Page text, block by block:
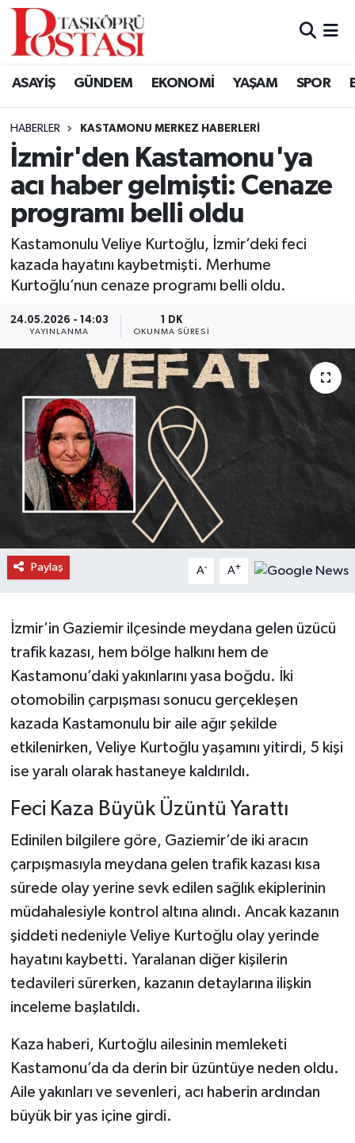
ASAYİŞ GÜNDEM EKONOMİ YAŞAM SPOR
HABERLER KASTAMONU MERKEZ HABERLERI
İzmir'den Kastamonu'ya
acı haber gelmişti: Cenaze
programı belli oldu
Kastamonulu Veliye Kurtoğlu, İzmir’deki feci
kazada hayatını kaybetmişti. Merhume
Kurtoğlu’nun cenaze programı belli oldu.
24.05.2026 - 14:03
YAYINLANMA
1 DK
OKUNMA SÜRESI
Paylaş A- A+
İzmir’in Gaziemir ilçesinde meydana gelen üzücü
trafik kazası, hem bölge halkını hem de
Kastamonu’daki yakınlarını yasa boğdu. İki
otomobilin çarpışması sonucu gerçekleşen
kazada Kastamonulu bir aile ağır şekilde
etkilenirken, Veliye Kurtoğlu yaşamını yitirdi, 5 kişi
ise yaralı olarak hastaneye kaldırıldı.
Feci Kaza Büyük Üzüntü Yarattı
Edinilen bilgilere göre, Gaziemir’de iki aracın
çarpışmasıyla meydana gelen trafik kazası kısa
sürede olay yerine sevk edilen sağlık ekiplerinin
müdahalesiyle kontrol altına alındı. Ancak kazanın
şiddeti nedeniyle Veliye Kurtoğlu olay yerinde
hayatını kaybetti. Yaralanan diğer kişilerin
tedavileri sürerken, kazanın detaylarına ilişkin
inceleme başlatıldı.
Kaza haberi, Kurtoğlu ailesinin memleketi
Kastamonu’da da derin bir üzüntüye neden oldu.
Aile yakınları ve sevenleri, acı haberin ardından
büyük bir yas içine girdi.
Kastamonu Vefat Edenler
Araç Haberleri
Azdavay Haberleri
Bozkurt Haberleri
Daday Haberleri
Devrekani Haberleri
Doğanyurt Haberleri
Hanönü Haberleri
İhsangazi Haberleri
Küre Haberleri
Merkez Haberleri
Pınarbaşı Haberleri
Şenpazar Haberleri
Tosya Haberleri
Karadeniz Haberleri
Ulusal Haberler
Teknoloji Haberleri
Dünya Haberleri
Yerel Haberler